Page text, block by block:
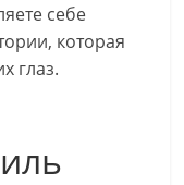
себе
которая
глаз.